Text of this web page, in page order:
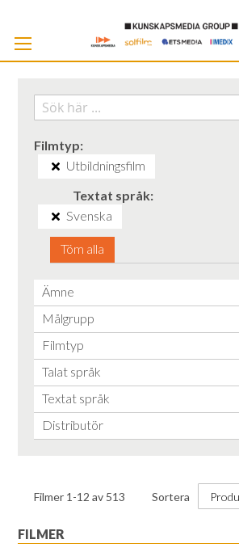
Filmtyp
Utbildningsfilm
Textat språk
Svenska
Töm alla
Ämne
Målgrupp
Filmtyp
Talat språk
Textat språk
Distributör
Filmer 1 -12 av 513 Sortera
FILMER